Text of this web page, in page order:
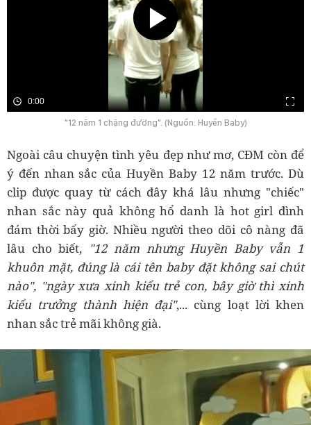
0:00
"12 năm 1 chặng đường". (Nguồn: Huyền Baby)
Ngoài câu chuyện tình yêu đẹp như mơ, CĐM còn để
ý đến nhan sắc của Huyền Baby 12 năm trước. Dù
clip được quay từ cách đây khá lâu nhưng "chiếc"
nhan sắc này quả không hổ danh là hot girl đình
đám thời bấy giờ. Nhiều người theo dõi cô nàng đã
lâu cho biết, "12 năm nhưng Huyền Baby vẫn 1
khuôn mặt, đúng là cái tên baby đặt không sai chút
nào", "ngày xưa xinh kiểu trẻ con, bây giờ thì xinh
kiểu trưởng thành hiện đại",... cùng loạt lời khen
nhan sắc trẻ mãi không già.